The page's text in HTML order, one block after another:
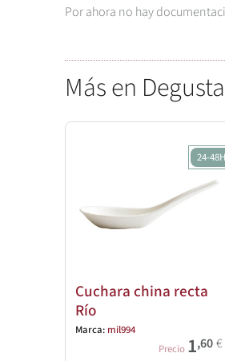
Por ahora no hay
Más en
24-48H
Cuchara china recta
Río
Marca: mil994
Precio 1,60€